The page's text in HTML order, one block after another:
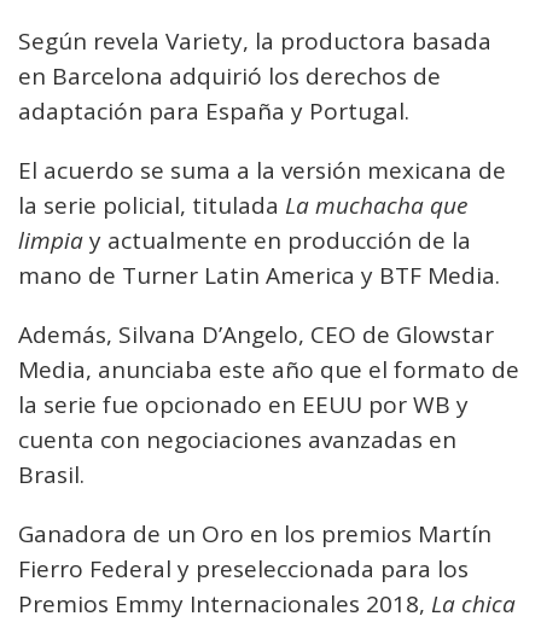
Según revela Variety, la productora basada
en Barcelona adquirió los derechos de
adaptación para España y Portugal.
El acuerdo se suma a la versión mexicana de
la serie policial, titulada La muchacha que
limpiay actualmente en producción de la
mano de Turner Latin America y BTF Media.
Además, Silvana D’Angelo, CEO de Glowstar
Media, anunciaba este año que el formato de
la serie fue opcionado en EEUU por WB y
cuenta con negociaciones avanzadas en
Brasil.
Ganadora de un Oro en los premios Martín
Fierro Federal y preseleccionada para los
Premios Emmy Internacionales 2018, La chica